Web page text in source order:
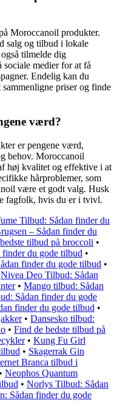
Moroccanoil produkter.
salg og tilbud i lokale
tilmelde dig
medier for at få
Endelig kan du
priser og finde
værd?
er pengene værd,
behov. Moroccanoil
høj kvalitet og effektive i at
hårproblemer, som
være et godt valg. Husk
fagfolk, hvis du er i tvivl.
Tilbud: Sådan finder du
– Sådan finder du
tilbud på broccoli •
du gode tilbud •
finder du gode tilbud •
Nivea Deo Tilbud: Sådan
• Mango tilbud: Sådan
Sådan finder du gode
finder du gode tilbud •
• Dansesko tilbud:
• Find de bedste tilbud på
• Kung Fu Girl
• Skagerrak Gin
Branca tilbud i
• Neophos Quantum
• Norlys Tilbud: Sådan
Sådan finder du gode